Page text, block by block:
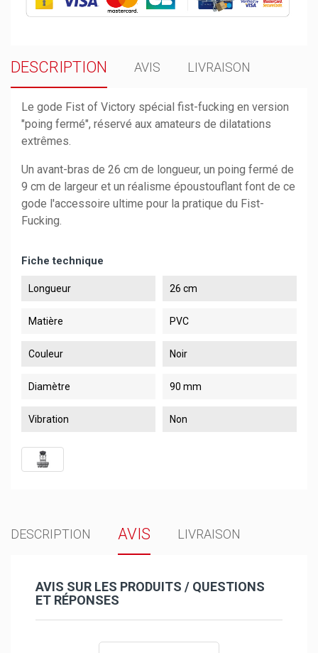
DESCRIPTION AVIS LIVRAISON
Le gode Fist of Victory spécial fist-fucking en version
"poing fermé", réservé aux amateurs de dilatations
extrêmes.
Un avant-bras de 26 cm de longueur, un poing fermé de
9 cm de largeur et un réalisme époustouflant font de ce
gode l'accessoire ultime pour la pratique du Fist-
Fucking.
Fiche technique
Longueur 26 cm
Matière PVC
Couleur Noir
Diamètre 90 mm
Vibration Non
DESCRIPTION AVIS LIVRAISON
AVIS SUR LES PRODUITS / QUESTIONS
ET RÉPONSES